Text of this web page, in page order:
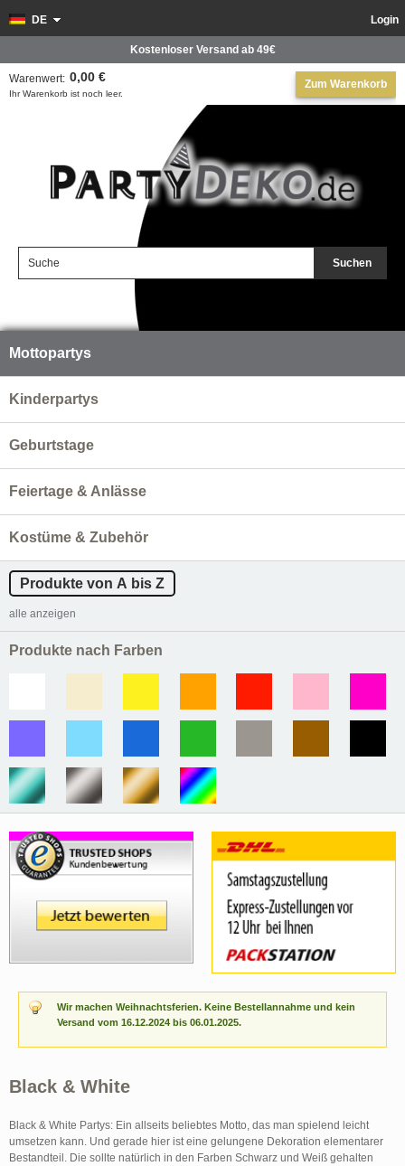
Suchen
Login
DE
Zum Warenkorb
Ihr Warenkorb ist noch leer.
Warenwert: 0,00 €
Kostenloser Versand ab 49€
Wir machen Weihnachtsferien. Keine Bestellannahme und kein
Versand vom 16.12.2024 bis 06.01.2025.
Black & White
Black & White Partys: Ein allseits beliebtes Motto, das man spielend leicht
umsetzen kann. Und gerade hier ist eine gelungene Dekoration elementarer
Bestandteil. Die sollte natürlich in den Farben Schwarz und Weiß gehalten
Mottopartys
Kinderpartys
Geburtstage
Feiertage & Anlässe
Kostüme & Zubehör
Produkte von A bis Z
alle anzeigen
Produkte nach Farben